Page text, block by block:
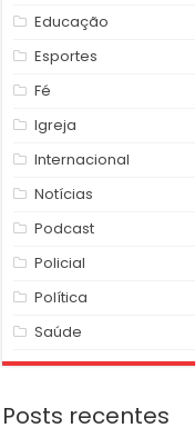
Educação
Esportes
Fé
Igreja
Internacional
Notícias
Podcast
Policial
Política
Saúde
Posts recentes